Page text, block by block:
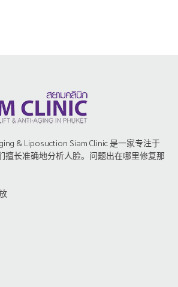
& Liposuction Siam Clinic 是一家专注于
擅长准确地分析人脸。问题出在哪里修复那